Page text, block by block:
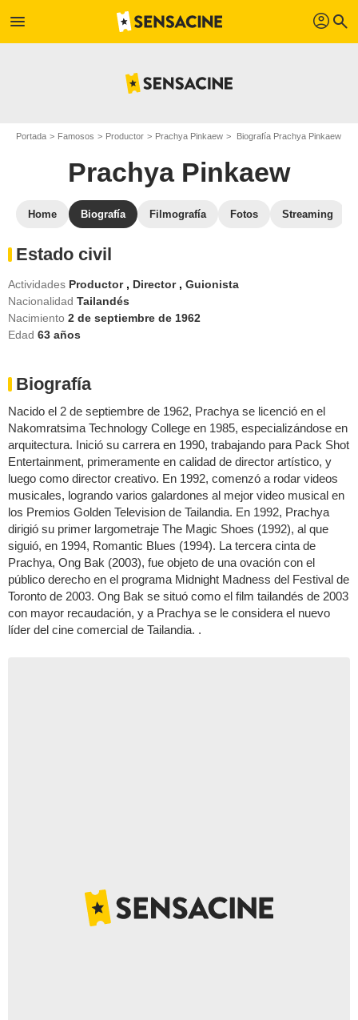
menu profil search
Portada Famosos Productor Prachya Pinkaew Biografía Prachya Pinkaew
Prachya Pinkaew
Home Biografía Filmografía Fotos Streaming
Estado civil
Actividades Productor , Director , Guionista
Nacionalidad Tailandés
Nacimiento 2 de septiembre de 1962
Edad 63 años
Biografía
Nacido el 2 de septiembre de 1962, Prachya se licenció en el
Nakomratsima Technology College en 1985, especializándose en
arquitectura. Inició su carrera en 1990, trabajando para Pack Shot
Entertainment, primeramente en calidad de director artístico, y
luego como director creativo. En 1992, comenzó a rodar videos
musicales, logrando varios galardones al mejor video musical en
los Premios Golden Television de Tailandia. En 1992, Prachya
dirigió su primer largometraje The Magic Shoes (1992), al que
siguió, en 1994, Romantic Blues (1994). La tercera cinta de
Prachya, Ong Bak (2003), fue objeto de una ovación con el
público derecho en el programa Midnight Madness del Festival de
Toronto de 2003. Ong Bak se situó como el film tailandés de 2003
con mayor recaudación, y a Prachya se le considera el nuevo
líder del cine comercial de Tailandia. .